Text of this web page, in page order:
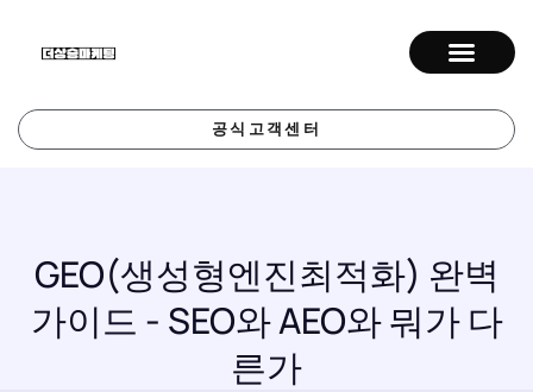
공식고객센터
GEO(생성형엔진최적화) 완벽
가이드 - SEO와 AEO와 뭐가 다
른가